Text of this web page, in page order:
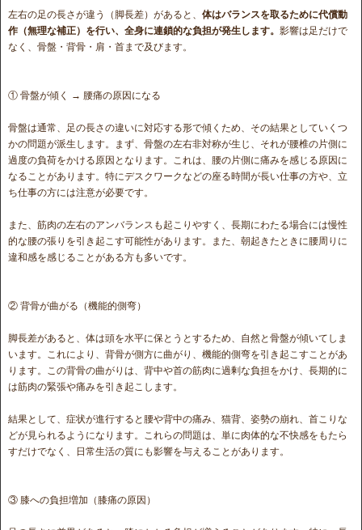
左右の足の長さが違う（脚長差）があると、 体はバランスを取るために代償動
作（無理な補正）を行い、全身に連鎖的な負担が発生します。 影響は足だけで
なく、骨盤・背骨・肩・首まで及びます。
① 骨盤が傾く → 腰痛の原因になる
骨盤は通常、足の長さの違いに対応する形で傾くため、その結果としていくつ
かの問題が派生します。まず、骨盤の左右非対称が生じ、それが腰椎の片側に
過度の負荷をかける原因となります。これは、腰の片側に痛みを感じる原因に
なることがあります。特にデスクワークなどの座る時間が長い仕事の方や、立
ち仕事の方には注意が必要です。
また、筋肉の左右のアンバランスも起こりやすく、長期にわたる場合には慢性
的な腰の張りを引き起こす可能性があります。また、朝起きたときに腰周りに
違和感を感じることがある方も多いです。
② 背骨が曲がる（機能的側弯）
脚長差があると、体は頭を水平に保とうとするため、自然と骨盤が傾いてしま
います。これにより、背骨が側方に曲がり、機能的側弯を引き起こすことがあ
ります。この背骨の曲がりは、背中や首の筋肉に過剰な負担をかけ、長期的に
は筋肉の緊張や痛みを引き起こします。
結果として、症状が進行すると腰や背中の痛み、猫背、姿勢の崩れ、首こりな
どが見られるようになります。これらの問題は、単に肉体的な不快感をもたら
すだけでなく、日常生活の質にも影響を与えることがあります。
③ 膝への負担増加（膝痛の原因）